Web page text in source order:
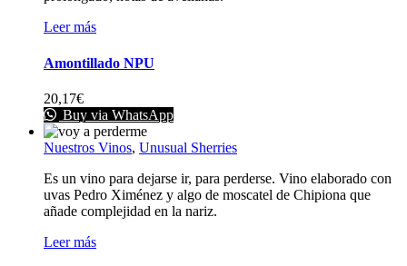
Leer más
Amontillado NPU
20,17€
Buy via WhatsApp
Nuestros Vinos, Unusual Sherries
Es un vino para dejarse ir, para perderse. Vino elaborado con
uvas Pedro Ximénez y algo de moscatel de Chipiona que
añade complejidad en la nariz.
Leer más